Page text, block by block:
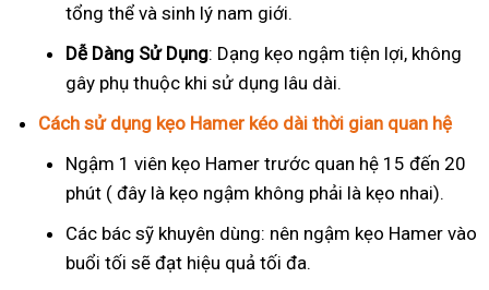
tổng thể và sinh lý nam giới.
Dễ Dàng Sử Dụng: Dạng kẹo ngậm tiện lợi, không
gây phụ thuộc khi sử dụng lâu dài.
Cách sử dụng kẹo Hamer kéo dài thời gian quan hệ
Ngậm 1 viên kẹo Hamer trước quan hệ 15 đến 20
phút ( đây là kẹo ngậm không phải là kẹo nhai).
Các bác sỹ khuyên dùng: nên ngậm kẹo Hamer vào
buổi tối sẽ đạt hiệu quả tối đa.